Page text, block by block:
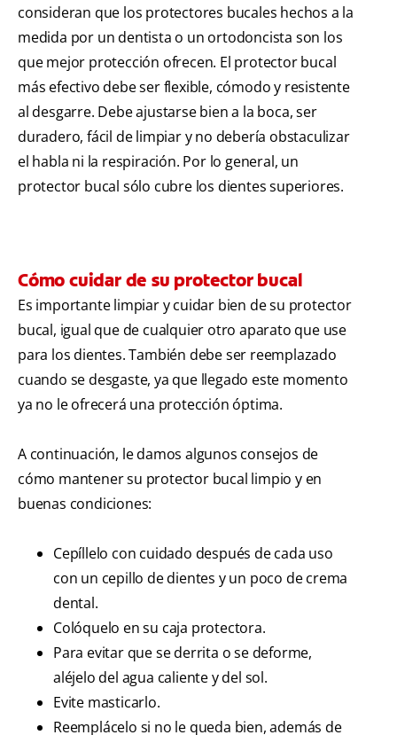
consideran que los protectores bucales hechos a la
medida por un dentista o un ortodoncista son los
que mejor protección ofrecen. El protector bucal
más efectivo debe ser flexible, cómodo y resistente
al desgarre. Debe ajustarse bien a la boca, ser
duradero, fácil de limpiar y no debería obstaculizar
el habla ni la respiración. Por lo general, un
protector bucal sólo cubre los dientes superiores.
Cómo cuidar de su protector bucal
Es importante limpiar y cuidar bien de su protector
bucal, igual que de cualquier otro aparato que use
para los dientes. También debe ser reemplazado
cuando se desgaste, ya que llegado este momento
ya no le ofrecerá una protección óptima.
A continuación, le damos algunos consejos de
cómo mantener su protector bucal limpio y en
buenas condiciones:
Cepíllelo con cuidado después de cada uso
con un cepillo de dientes y un poco de crema
dental.
Colóquelo en su caja protectora.
Para evitar que se derrita o se deforme,
aléjelo del agua caliente y del sol.
Evite masticarlo.
Reemplácelo si no le queda bien, además de